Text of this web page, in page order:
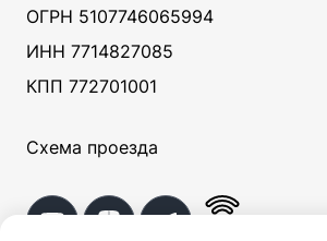
ОГРН 5107746065994
ИНН 7714827085
КПП 772701001
Схема проезда